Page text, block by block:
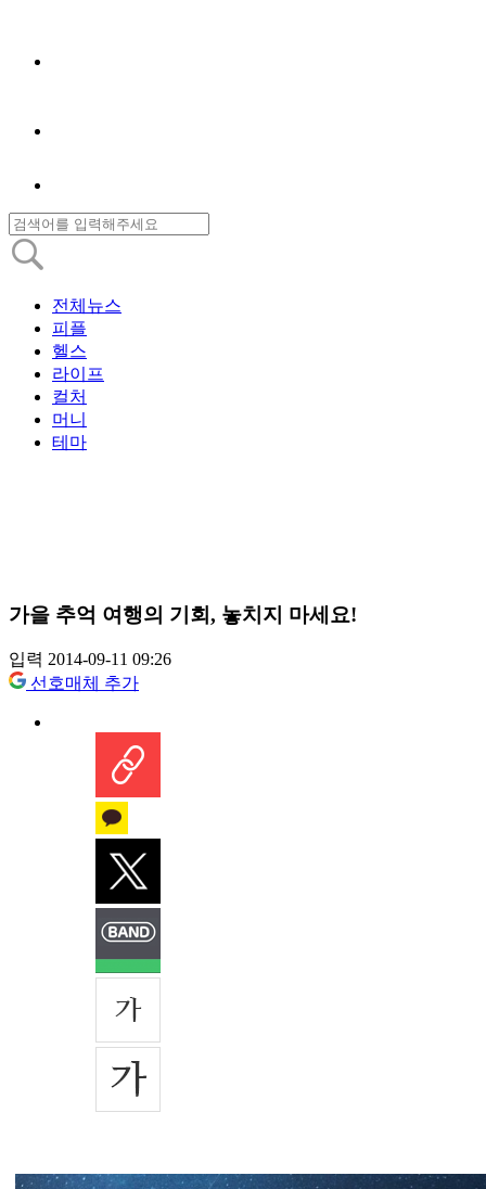
전체뉴스
피플
헬스
라이프
컬처
머니
테마
가을 추억 여행의 기회, 놓치지 마세요!
입력 2014-09-11 09:26
선호매체 추가